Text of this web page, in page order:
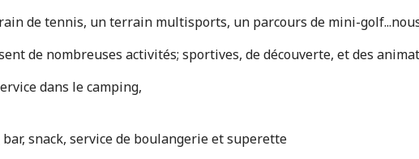
de tennis, un terrain multisports, un parcours de mini-
de nombreuses activités; sportives, de découverte, et des
dans le camping,
snack, service de boulangerie et superette